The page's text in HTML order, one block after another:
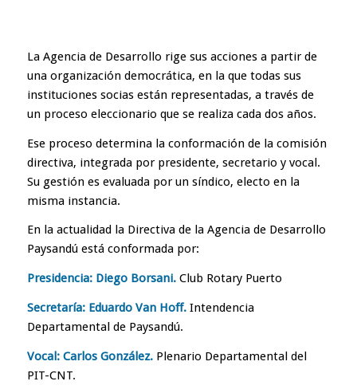
La Agencia de Desarrollo rige sus acciones a partir de
una organización democrática, en la que todas sus
instituciones socias están representadas, a través de
un proceso eleccionario que se realiza cada dos años.
Ese proceso determina la conformación de la comisión
directiva, integrada por presidente, secretario y vocal.
Su gestión es evaluada por un síndico, electo en la
misma instancia.
En la actualidad la Directiva de la Agencia de Desarrollo
Paysandú está conformada por:
Presidencia: Diego Borsani.Club Rotary Puerto
Secretaría: Eduardo Van Hoff.Intendencia
Departamental de Paysandú.
Vocal: Carlos González.Plenario Departamental del
PIT-CNT.